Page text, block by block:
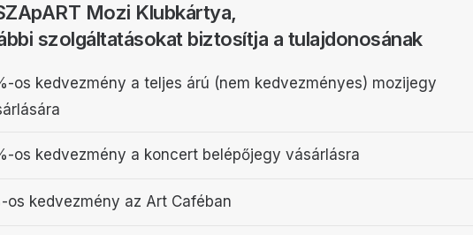
Mozi Klubkártya,
szolgáltatásokat biztosítja a tulajdonosának
os kedvezmény a teljes árú (nem kedvezményes) mozijegy
os kedvezmény a koncert belépőjegy vásárlásra
os kedvezmény az Art Caféban